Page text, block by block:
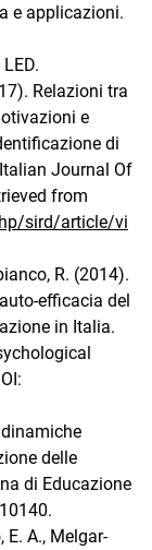
e applicazioni.
Relazioni tra
e
di
Journal Of
from
sird/article/vi
R. (2014).
efficacia del
in Italia.
dinamiche
delle
di Educazione
E. A., Melgar-